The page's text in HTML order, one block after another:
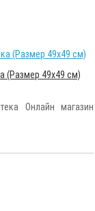
(Размер 49х49 см)
Онлайн магазин